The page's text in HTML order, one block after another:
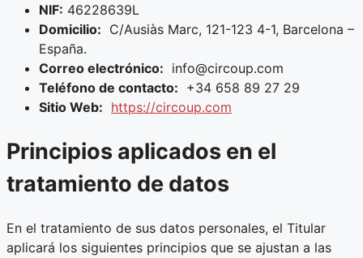
NIF: 46228639L
Domicilio: C/Ausiàs Marc, 121-123 4-1, Barcelona –
España.
Correo electrónico: info@circoup.com
Teléfono de contacto: +34 658 89 27 29
Sitio Web: https://circoup.com
Principios aplicados en el
tratamiento de datos
En el tratamiento de sus datos personales, el Titular
aplicará los siguientes principios que se ajustan a las